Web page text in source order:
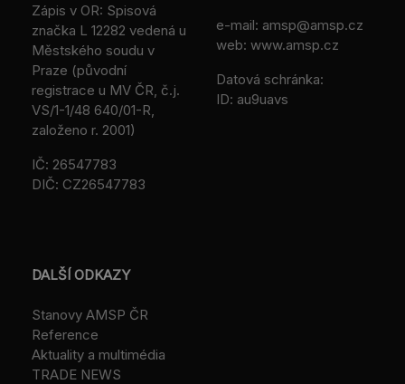
Zápis v OR: Spisová
značka L 12282 vedená u
Městského soudu v
Praze (původní
registrace u MV ČR, č.j.
VS/1-1/48 640/01-R,
založeno r. 2001)
IČ: 26547783
DIČ: CZ26547783
e-mail: amsp@amsp.cz
web: www.amsp.cz
Datová schránka:
ID: au9uavs
DALŠÍ ODKAZY
Stanovy AMSP ČR
Reference
Aktuality a multimédia
TRADE NEWS